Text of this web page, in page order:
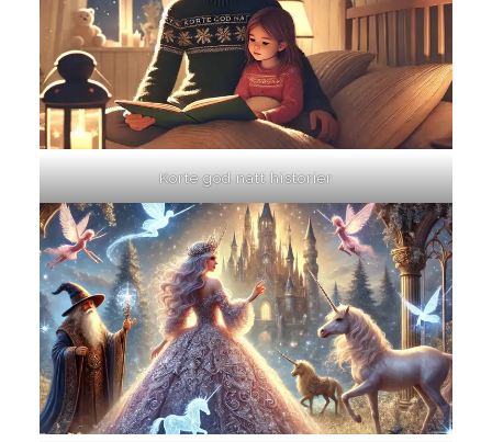
Korte god natt historier